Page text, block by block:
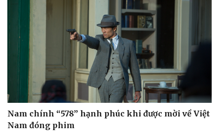
Nam chính “578” hạnh phúc khi được mời về Việt
Nam đóng phim